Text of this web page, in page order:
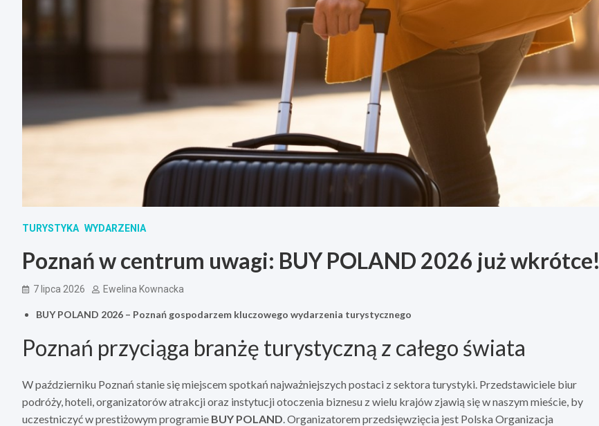
TURYSTYKA WYDARZENIA
Poznań w centrum uwagi: BUY POLAND 2026 już wkrótce!
7 lipca 2026 Ewelina Kownacka
BUY POLAND 2026 – Poznań gospodarzem kluczowego wydarzenia turystycznego
Poznań przyciąga branżę turystyczną z całego świata
W październiku Poznań stanie się miejscem spotkań najważniejszych postaci z sektora turystyki. Przedstawiciele biur
podróży, hoteli, organizatorów atrakcji oraz instytucji otoczenia biznesu z wielu krajów zjawią się w naszym mieście, by
uczestniczyć w prestiżowym programie BUY POLAND. Organizatorem przedsięwzięcia jest Polska Organizacja